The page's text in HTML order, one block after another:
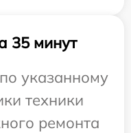
35 минут
указанному
техники
ремонта